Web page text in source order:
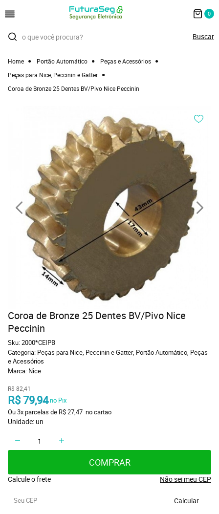
0
Home Portão Automático
Peças e Acessórios
Peças para Nice, Peccinin e Gatter
Coroa de Bronze 25 Dentes BV/Pivo Nice Peccinin
Coroa de Bronze 25 Dentes BV/Pivo Nice
Peccinin
Sku:2000*CEIPB
Categoria: Peças para Nice, Peccinin e Gatter, Portão Automático, Peças
e Acessórios
Marca: Nice
R$ 82,41
R$ 79,94 no Pix
Ou 3x parcelas de R$ 27,47 no cartao
Unidade: un
COMPRAR
Calcule o frete Não sei meu CEP
Calcular